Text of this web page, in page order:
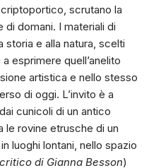
scrutano la
di domani. I materiali di
storia e alla natura, scelti
esprimere quell’anelito
artistica e nello stesso
di oggi. L’invito è a
cunicoli di un antico
rovine etrusche di un
luoghi lontani, nello spazio
di Gianna Besson)